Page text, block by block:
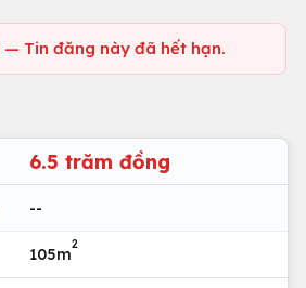
— Tin đăng này đã hết hạn.
6.5 trăm đồng
--
105m
2